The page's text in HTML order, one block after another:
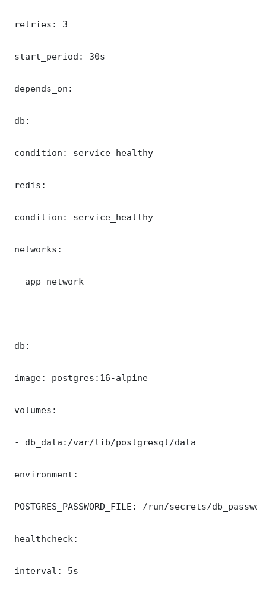
retries: 3
start_period: 30s
depends_on:
db:
condition: service_healthy
redis:
condition: service_healthy
networks:
- app-network
db:
image: postgres:16-alpine
volumes:
- db_data:/var/lib/postgresql/data
environment:
POSTGRES_PASSWORD_FILE: /run/secrets/
healthcheck:
interval: 5s